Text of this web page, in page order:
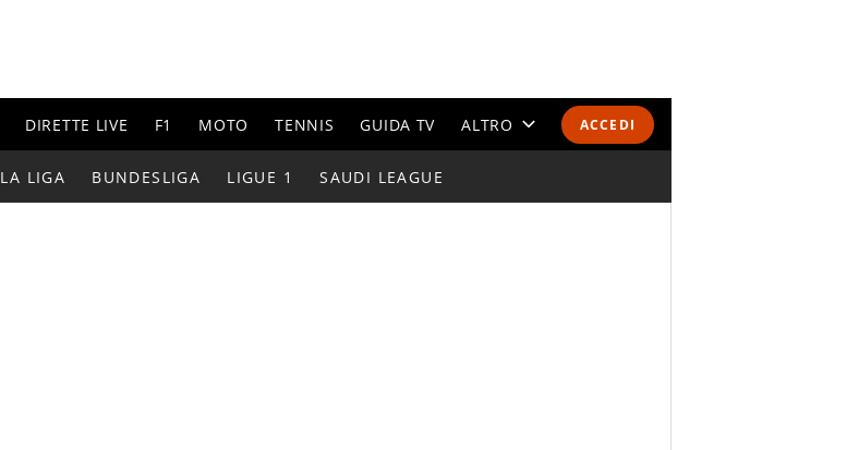
ACCEDI
DIRETTE LIVE F1 MOTO TENNIS GUIDA TV ALTRO
LA LIGA BUNDESLIGA LIGUE 1 SAUDI LEAGUE